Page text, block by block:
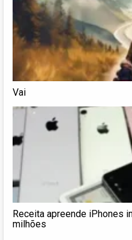
Vai
Receita apreende iPhones
milhões